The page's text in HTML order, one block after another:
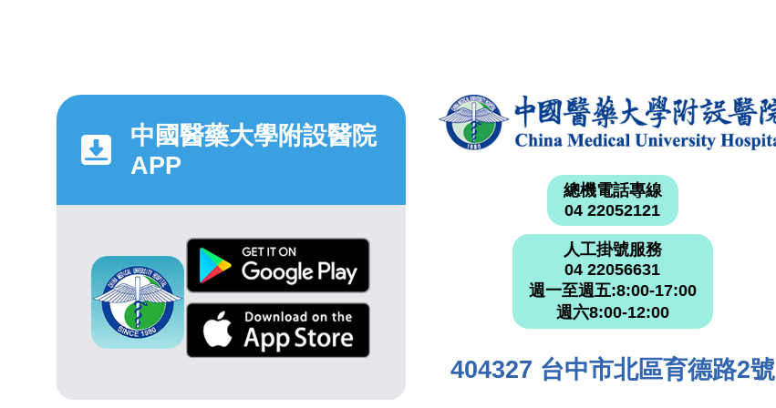
中國醫藥大學附設醫院
APP
總機電話專線
04 22052121
人工掛號服務
04 22056631
週一至週五:8:00-17:00
週六8:00-12:00
404327 台中市北區育德路2號